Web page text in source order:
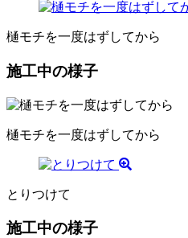
樋モチを一度はずしてから
施工中の様子
樋モチを一度はずしてから
とりつけて
施工中の様子